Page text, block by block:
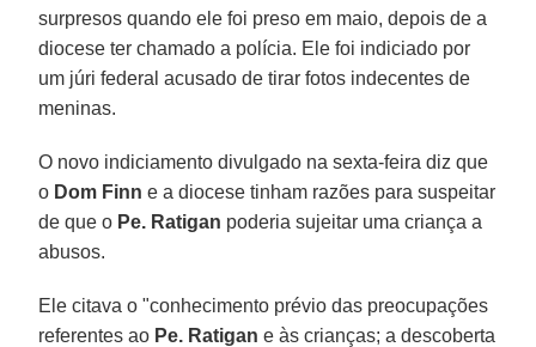
surpresos quando ele foi preso em maio, depois de a
diocese ter chamado a polícia. Ele foi indiciado por
um júri federal acusado de tirar fotos indecentes de
meninas.
O novo indiciamento divulgado na sexta-feira diz que
o Dom Finn e a diocese tinham razões para suspeitar
de que o Pe. Ratigan poderia sujeitar uma criança a
abusos.
Ele citava o "conhecimento prévio das preocupações
referentes ao Pe. Ratigan e às crianças; a descoberta